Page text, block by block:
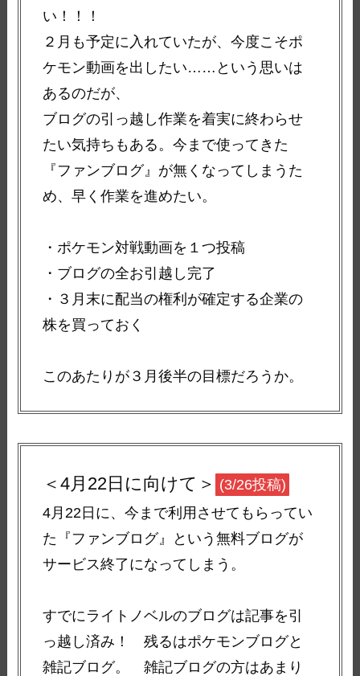
い！！！
２月も予定に入れていたが、今度こそポ
ケモン動画を出したい……という思いは
あるのだが、
ブログの引っ越し作業を着実に終わらせ
たい気持ちもある。今まで使ってきた
『ファンブログ』が無くなってしまうた
め、早く作業を進めたい。
・ポケモン対戦動画を１つ投稿
・ブログの全お引越し完了
・３月末に配当の権利が確定する企業の
株を買っておく
このあたりが３月後半の目標だろうか。
＜4月22日に向けて＞ (3/26投稿)
4月22日に、今まで利用させてもらってい
た『ファンブログ』という無料ブログが
サービス終了になってしまう。
すでにライトノベルのブログは記事を引
っ越し済み！ 残るはポケモンブログと
雑記ブログ。 雑記ブログの方はあまり